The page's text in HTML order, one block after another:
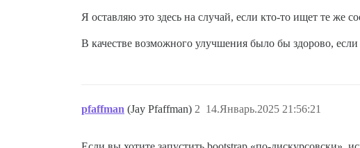
Я оставляю это здесь на случай, если кто-то ищет те же
В качестве возможного улучшения было бы здорово,
pfaffman (Jay Pfaffman) 14.Январь.2025 21:56:21
2